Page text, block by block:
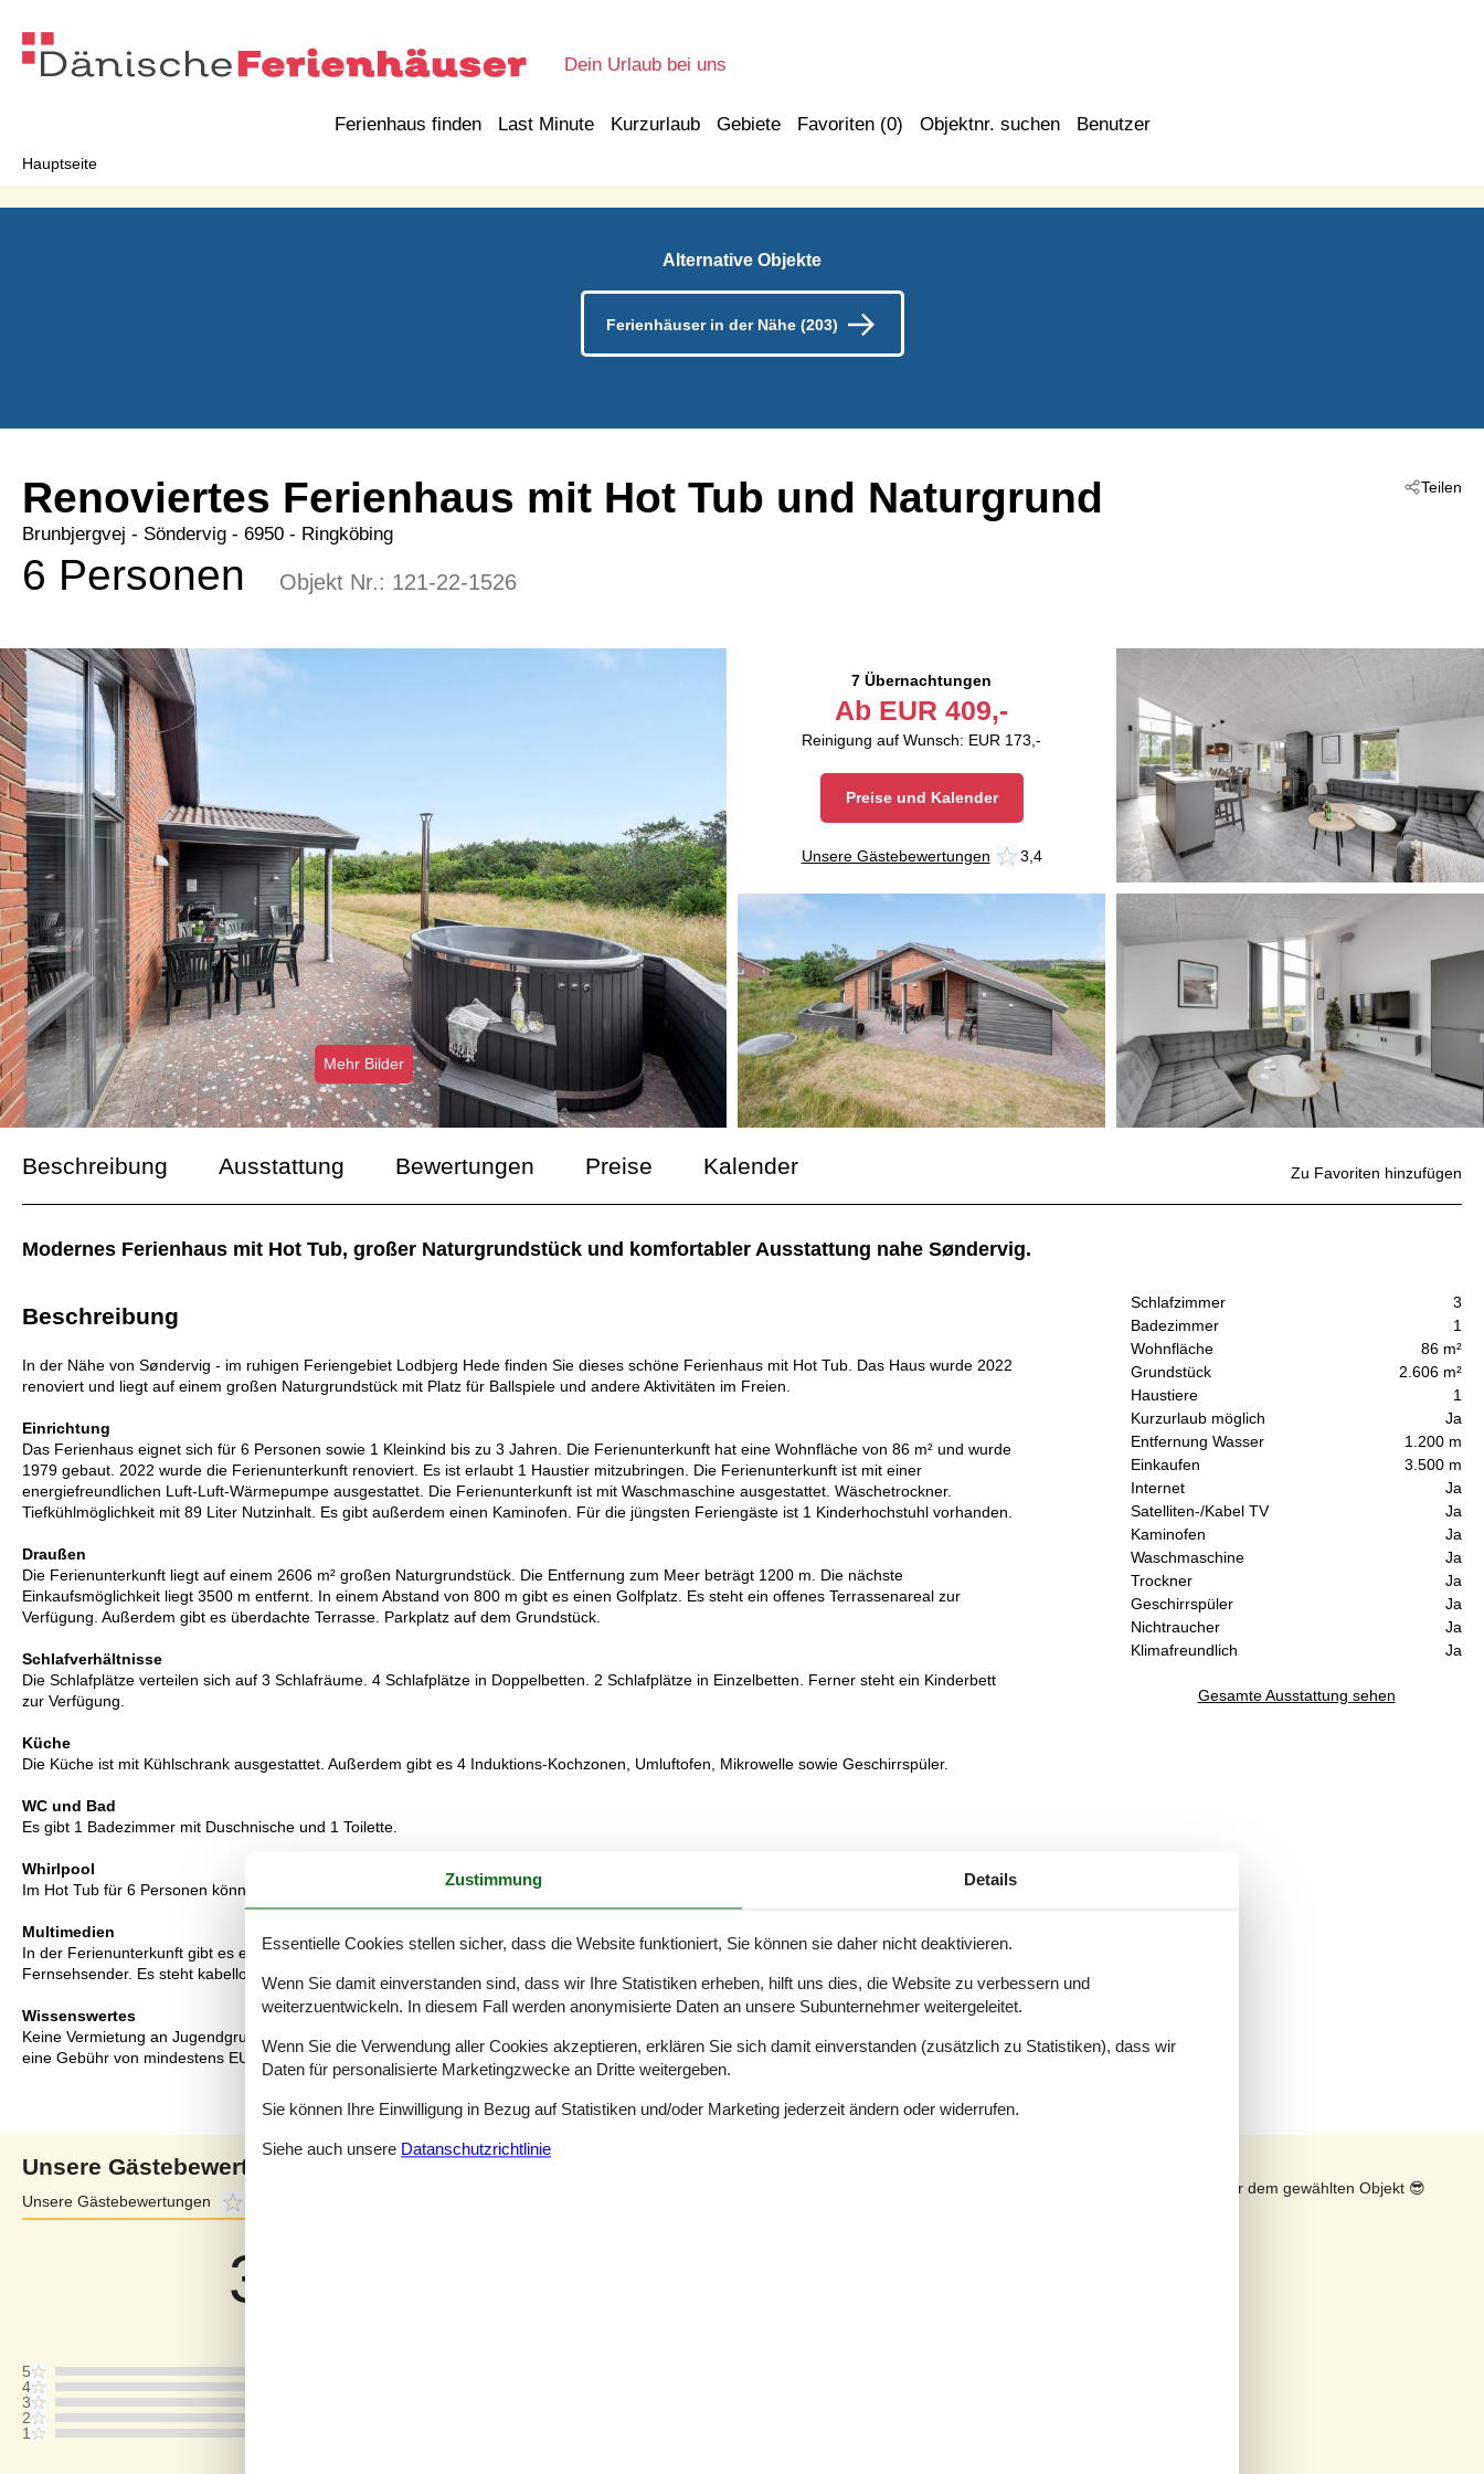
Dein Urlaub bei uns
Ferienhaus finden Last Minute Kurzurlaub Gebiete Favoriten (0) Objektnr. suchen Benutzer
Hauptseite
Alternative Objekte
Ferienhäuser in der Nähe (203)
Teilen
Renoviertes Ferienhaus mit Hot Tub und Naturgrund
Brunbjergvej - Söndervig - 6950 - Ringköbing
6 Personen Objekt Nr.: 121-22-1526
Mehr Bilder
7 Übernachtungen
Ab EUR 409,-
Reinigung auf Wunsch: EUR 173,-
Preise und Kalender
Unsere Gästebewertungen 3,4
Beschreibung Ausstattung Bewertungen Preise Kalender
Modernes Ferienhaus mit Hot Tub, großer Naturgrundstück und komfortabler Ausstattung nahe Søndervig.
Schlafzimmer
3
Badezimmer
1
Wohnfläche
86 m²
Grundstück
2.606 m²
Haustiere
1
Kurzurlaub möglich
Ja
Entfernung Wasser
1.200 m
Einkaufen
3.500 m
Internet
Ja
Satelliten-/Kabel TV
Ja
Kaminofen
Ja
Waschmaschine
Ja
Trockner
Ja
Geschirrspüler
Ja
Nichtraucher
Ja
Klimafreundlich
Ja
Gesamte Ausstattung sehen
Zu Favoriten hinzufügen
Beschreibung
In der Nähe von Søndervig - im ruhigen Feriengebiet Lodbjerg Hede finden Sie dieses schöne Ferienhaus mit Hot Tub. Das Haus wurde 2022
renoviert und liegt auf einem großen Naturgrundstück mit Platz für Ballspiele und andere Aktivitäten im Freien.
Einrichtung
Das Ferienhaus eignet sich für 6 Personen sowie 1 Kleinkind bis zu 3 Jahren. Die Ferienunterkunft hat eine Wohnfläche von 86 m² und wurde
1979 gebaut. 2022 wurde die Ferienunterkunft renoviert. Es ist erlaubt 1 Haustier mitzubringen. Die Ferienunterkunft ist mit einer
energiefreundlichen Luft-Luft-Wärmepumpe ausgestattet. Die Ferienunterkunft ist mit Waschmaschine ausgestattet. Wäschetrockner.
Tiefkühlmöglichkeit mit 89 Liter Nutzinhalt. Es gibt außerdem einen Kaminofen. Für die jüngsten Feriengäste ist 1 Kinderhochstuhl vorhanden.
Draußen
Die Ferienunterkunft liegt auf einem 2606 m² großen Naturgrundstück. Die Entfernung zum Meer beträgt 1200 m. Die nächste
Einkaufsmöglichkeit liegt 3500 m entfernt. In einem Abstand von 800 m gibt es einen Golfplatz. Es steht ein offenes Terrassenareal zur
Verfügung. Außerdem gibt es überdachte Terrasse. Parkplatz auf dem Grundstück.
Schlafverhältnisse
Die Schlafplätze verteilen sich auf 3 Schlafräume. 4 Schlafplätze in Doppelbetten. 2 Schlafplätze in Einzelbetten. Ferner steht ein Kinderbett
zur Verfügung.
Küche
Die Küche ist mit Kühlschrank ausgestattet. Außerdem gibt es 4 Induktions-Kochzonen, Umluftofen, Mikrowelle sowie Geschirrspüler.
WC und Bad
Es gibt 1 Badezimmer mit Duschnische und 1 Toilette.
Whirlpool
Im Hot Tub für 6 Personen können Sie den Aufenthalt im Freien genießen.
Multimedien
In der Ferienunterkunft gibt es einen Fernseher.1 Chromecast. Mindestens 4 dänische Fernsehsender. Mindestens 4 deutsche
Fernsehsender. Es steht kabellose Internetverbindung zur Verfügung.
Wissenswertes
Keine Vermietung an Jugendgruppen, in denen alle 15-25 Jahre sind. Rauchen ist nicht zugelassen. Bei Nichtbeachtung dieses Verbots wird
eine Gebühr von mindestens EUR 420,- erhoben.
Unsere Gästebewertungen
Unsere Gästebewertungen
3,4
5
4
3
2
1
Sonnenstand über dem gewählten Objekt 😎
Zustimmung Details
Essentielle Cookies stellen sicher, dass die Website funktioniert, Sie können sie daher nicht deaktivieren.
Wenn Sie damit einverstanden sind, dass wir Ihre Statistiken erheben, hilft uns dies, die Website zu verbessern und
weiterzuentwickeln. In diesem Fall werden anonymisierte Daten an unsere Subunternehmer weitergeleitet.
Wenn Sie die Verwendung aller Cookies akzeptieren, erklären Sie sich damit einverstanden (zusätzlich zu Statistiken), dass wir
Daten für personalisierte Marketingzwecke an Dritte weitergeben.
Sie können Ihre Einwilligung in Bezug auf Statistiken und/oder Marketing jederzeit ändern oder widerrufen.
Siehe auch unsere Datanschutzrichtlinie